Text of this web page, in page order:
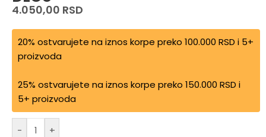
4.050,00 RSD
20% ostvarujete na iznos korpe preko 100.000 RSD i 5+
proizvoda
25% ostvarujete na iznos korpe preko 150.000 RSD i
5+ proizvoda
- +